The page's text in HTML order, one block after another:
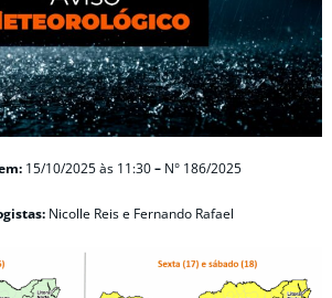
15/10/2025às 11:30– N° 186/2025
Nicolle Reis e Fernando Rafael